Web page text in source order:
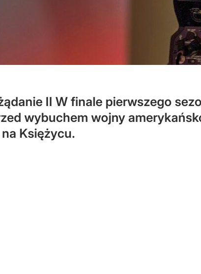
II W finale pierwszego
wybuchem wojny
Księżycu.